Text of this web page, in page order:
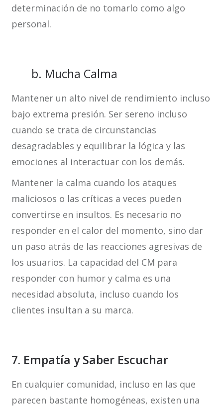
determinación de no tomarlo como algo
personal.
b. Mucha Calma
Mantener un alto nivel de rendimiento incluso
bajo extrema presión. Ser sereno incluso
cuando se trata de circunstancias
desagradables y equilibrar la lógica y las
emociones al interactuar con los demás.
Mantener la calma cuando los ataques
maliciosos o las críticas a veces pueden
convertirse en insultos. Es necesario no
responder en el calor del momento, sino dar
un paso atrás de las reacciones agresivas de
los usuarios. La capacidad del CM para
responder con humor y calma es una
necesidad absoluta, incluso cuando los
clientes insultan a su marca.
7. Empatía y Saber Escuchar
En cualquier comunidad, incluso en las que
parecen bastante homogéneas, existen una